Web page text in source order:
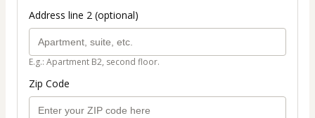
Address line 2 (optional)
E.g.: Apartment B2, second floor.
Zip Code